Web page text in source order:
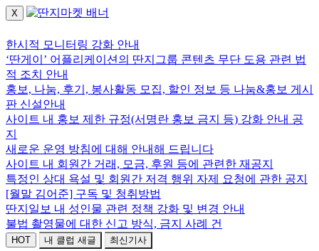
X
한시적 모니터링 강화 안내
‘딴게이’ 어플리케이션의 딴지그룹 콘텐츠 무단 도용 관련 법
적 조치 안내
홍보, 나눔, 후기, 봉사활동 모집, 할인 정보 등 나눔&홍보 게시
판 신설안내
사이트 내 홍보 제한 규정(서명란 홍보 금지 등) 강화 안내 공
지
새로운 운영 방침에 대해 안내해 드립니다
사이트 내 회원간 거래, 모금, 후원 등에 관련한 재공지
특정인 상대 욕설 및 회원간 저격 행위 자제 요청에 관한 공지
[월말 김어준] 구독 및 청취방법
딴지일보 내 성인물 관련 정책 강화 및 변경 안내
불법 촬영물에 대한 신고 방식, 금지 사례 건
HOT 내 클럽 새글 최신기사